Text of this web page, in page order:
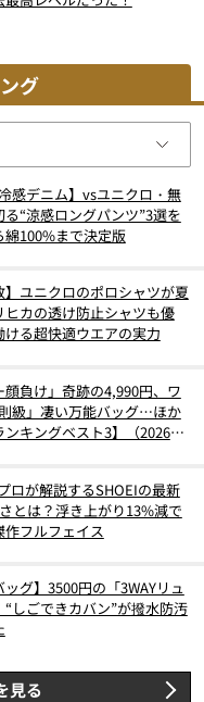
グ
感デニム】vsユニクロ・無
“涼感ロングパンツ”3選を
100%まで決定版
】ユニクロのポロシャツが夏
カの透け防止シャツも優
る超快適ウエアの実力
負け」奇跡の4,990円、ワ
級」凄い万能バッグ…ほか
ンキングベスト3】（2026年
ロが解説するSHOEIの最新
とは？浮き上がり13%減で
フルフェイス
ッグ】3500円の「3WAYリュ
しごできカバン”が撥水防汚
見る